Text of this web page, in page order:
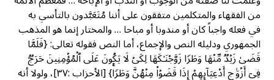
من الفقهاء والمتكلمين متفقون على أننا مُتَعَبَّدون بالتأسي به
في فعله واجباً كان أو مندوبا أو مباحا … والمختار إنما هو المذهب
الجمهوري ودليله النص والإجماع، أما النص فقوله تعالى: {فَلَمَّا
قَضَىٰ زَیۡدࣱ مِّنۡهَا وَطَرࣰا زَوَّجۡنَـٰكَهَا لِكَیۡ لَا یَكُونَ عَلَى ٱلۡمُؤۡمِنِینَ حَرَجࣱ
فِیۤ أَزۡوَ ٰ⁠جِ أَدۡعِیَاۤىِٕهِمۡ إِذَا قَضَوۡا۟ مِنۡهُنَّ وَطَرࣰاۚ} [الأحزاب :٣٧]، ولولا أنه